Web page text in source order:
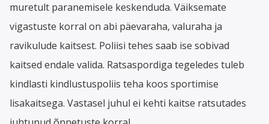
muretult paranemisele keskenduda. Väiksemate
vigastuste korral on abi päevaraha, valuraha ja
ravikulude kaitsest. Poliisi tehes saab ise sobivad
kaitsed endale valida. Ratsaspordiga tegeledes tuleb
kindlasti kindlustuspoliis teha koos sportimise
lisakaitsega. Vastasel juhul ei kehti kaitse ratsutades